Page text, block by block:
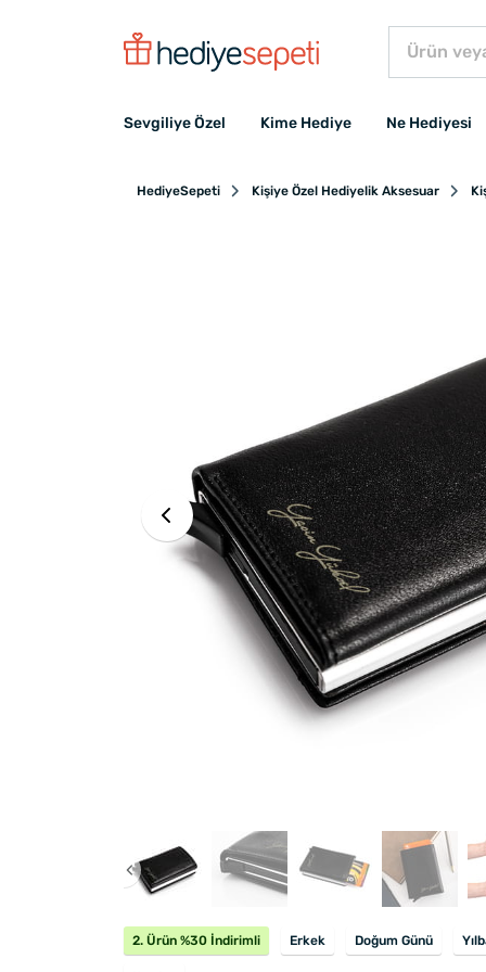
Sevgiliye Özel Kime Hediye Ne Hediyesi
HediyeSepeti Kişiye Özel Hediyelik Aksesuar
2. Ürün %30 İndirimli Erkek Doğum Günü